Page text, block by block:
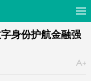
身份护航金融强